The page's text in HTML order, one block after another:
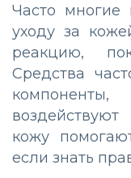
Часто многие
уходу за
реакцию,
Средства
кожу
если знать